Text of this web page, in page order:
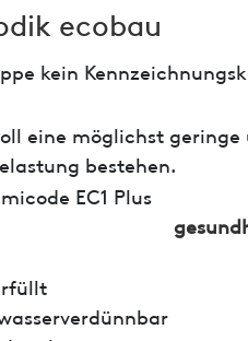
ecobau
kein
eine möglichst
bestehen.
EC1 Plus